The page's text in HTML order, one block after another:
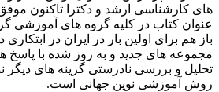
عنوان کتاب در کلیه گروه های آموزشی
باز هم برای اولین بار در ایران در
مجموعه های جدید و به روز شده با پاسخ
تحلیل و بررسی نادرستی گزینه های دیگر
روش آموزشی نوین جهانی است.